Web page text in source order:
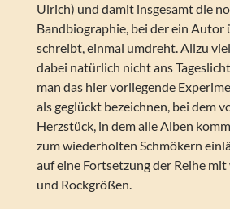
Ulrich) und damit insgesamt die
Bandbiographie, bei der ein Autor
schreibt, einmal umdreht. Allzu
dabei natürlich nicht ans
man das hier vorliegende
als geglückt bezeichnen, bei dem
Herzstück, in dem alle Alben
zum wiederholten Schmökern
auf eine Fortsetzung der Reihe
und Rockgrößen.